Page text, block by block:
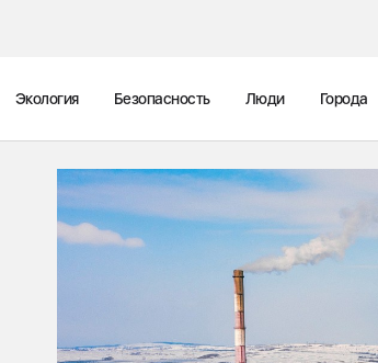
Экология Безопасность Люди Города